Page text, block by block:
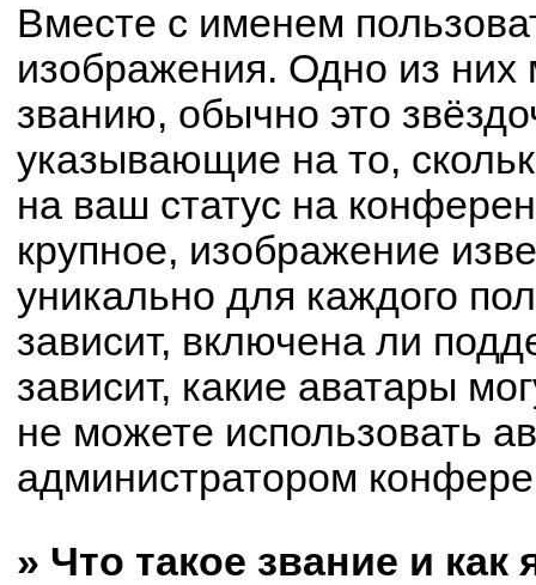
Вместе с именем
изображения. Одно из них
званию, обычно это
указывающие на то,
на ваш статус на
крупное, изображение
уникально для каждого
зависит, включена ли
зависит, какие аватары
не можете использовать
администратором
» Что такое звание и как